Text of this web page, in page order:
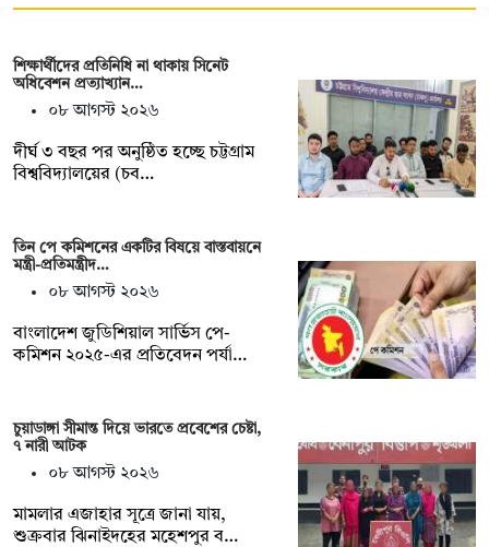
শিক্ষার্থীদের প্রতিনিধি না থাকায় সিনেট
অধিবেশন প্রত্যাখ্যান…
০৮ আগস্ট ২০২৬
দীর্ঘ ৩ বছর পর অনুষ্ঠিত হচ্ছে চট্টগ্রাম
বিশ্ববিদ্যালয়ের (চব…
তিন পে কমিশনের একটির বিষয়ে বাস্তবায়নে
মন্ত্রী-প্রতিমন্ত্রীদ…
০৮ আগস্ট ২০২৬
বাংলাদেশ জুডিশিয়াল সার্ভিস পে-
কমিশন ২০২৫-এর প্রতিবেদন পর্যা…
চুয়াডাঙ্গা সীমান্ত দিয়ে ভারতে প্রবেশের চেষ্টা,
৭ নারী আটক
০৮ আগস্ট ২০২৬
মামলার এজাহার সূত্রে জানা যায়,
শুক্রবার ঝিনাইদহের মহেশপুর ব…